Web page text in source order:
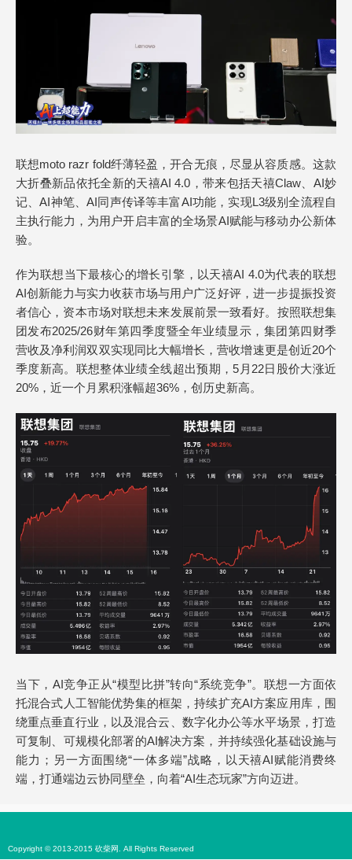
联想moto razr fold纤薄轻盈，开合无痕，尽显从容质感。这款
大折叠新品依托全新的天禧AI 4.0，带来包括天禧Claw、AI妙
记、AI神笔、AI同声传译等丰富AI功能，实现L3级别全流程自
主执行能力，为用户开启丰富的全场景AI赋能与移动办公新体
验。
作为联想当下最核心的增长引擎，以天禧AI 4.0为代表的联想
AI创新能力与实力收获市场与用户广泛好评，进一步提振投资
者信心，资本市场对联想未来发展前景一致看好。按照联想集
团发布2025/26财年第四季度暨全年业绩显示，集团第四财季
营收及净利润双双实现同比大幅增长，营收增速更是创近20个
季度新高。联想整体业绩全线超出预期，5月22日股价大涨近
20%，近一个月累积涨幅超36%，创历史新高。
当下，AI竞争正从“模型比拼”转向“系统竞争”。联想一方面依
托混合式人工智能优势集的框架，持续扩充AI方案应用库，围
绕重点垂直行业，以及混合云、数字化办公等水平场景，打造
可复制、可规模化部署的AI解决方案，并持续强化基础设施与
能力；另一方面围绕“一体多端”战略，以天禧AI赋能消费终
端，打通端边云协同壁垒，向着“AI生态玩家”方向迈进。
Copyright © 2013-2015 砍柴网. All Rights Reserved